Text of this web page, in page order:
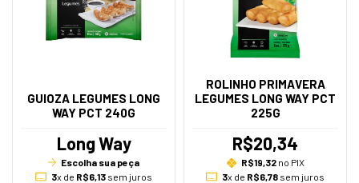
GUIOZA LEGUMES LONG
WAY PCT 240G
Long Way
Escolha sua peça
3x de R$6,13sem juros
ROLINHO PRIMAVERA
LEGUMES LONG WAY PCT
225G
R$20,34
R$19,32no PIX
3x de R$6,78sem juros